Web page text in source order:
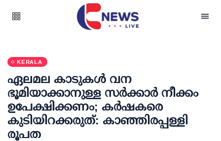
KERALA
ഏലമല കാടുകള്‍ വന
ഭൂമിയാക്കാനുള്ള സര്‍ക്കാര്‍ നീക്കം
ഉപേക്ഷിക്കണം; കര്‍ഷകരെ
കുടിയിറക്കരുത്: കാഞ്ഞിരപ്പള്ളി
രൂപത